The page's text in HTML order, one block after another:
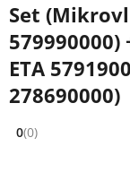
Set
ETA
278690000)
Hodnocení: 0 z 5 (0
0(0)